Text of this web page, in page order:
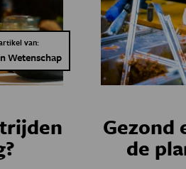
van:
Wetenschap
Gezond
de